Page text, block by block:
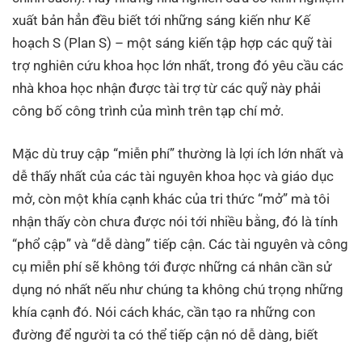
xuất bản hẳn đều biết tới những sáng kiến như Kế
hoạch S (Plan S) – một sáng kiến tập hợp các quỹ tài
trợ nghiên cứu khoa học lớn nhất, trong đó yêu cầu các
nhà khoa học nhận được tài trợ từ các quỹ này phải
công bố công trình của mình trên tạp chí mở.
Mặc dù truy cập “miễn phí” thường là lợi ích lớn nhất và
dễ thấy nhất của các tài nguyên khoa học và giáo dục
mở, còn một khía cạnh khác của tri thức “mở” mà tôi
nhận thấy còn chưa được nói tới nhiều bằng, đó là tính
“phổ cập” và “dễ dàng” tiếp cận. Các tài nguyên và công
cụ miễn phí sẽ không tới được những cá nhân cần sử
dụng nó nhất nếu như chúng ta không chú trọng những
khía cạnh đó. Nói cách khác, cần tạo ra những con
đường để người ta có thể tiếp cận nó dễ dàng, biết